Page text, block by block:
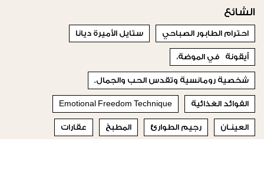
الشائع
احترام الطابور الصباحي ستايل الأميرة ديانا
أيقونة في الموضة،
شخصية رومانسية وتقدس الحب والجمال.
الفوائد الغذائية Emotional Freedom Technique
العينـان رجيم الطوارئ المطبخ عقارات